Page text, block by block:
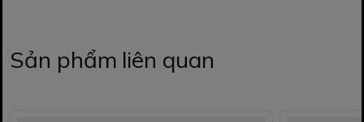
Sản phẩm liên quan